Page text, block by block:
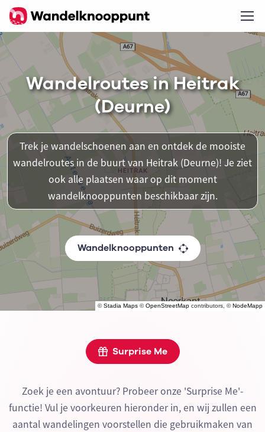
©Stadia Maps ©OpenStreetMap contributors, ©NodeMapp
Wandelroutes in Heitrak
(Deurne)
Trek je wandelschoenen aan en ontdek de mooiste
wandelroutes in de buurt van Heitrak (Deurne)! Je ziet
ook alle plaatsen waar op dit moment
wandelknooppunten beschikbaar zijn.
Wandelknooppunten
Surprise Me
Zoek je een avontuur? Probeer onze 'Surprise Me'-
functie! Vul je voorkeuren hieronder in, en wij zullen een
aantal wandelingen voorstellen die gebruikmaken van